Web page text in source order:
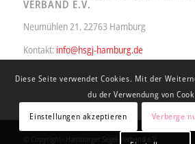
VERBAND E.V.
Neumühlen 21, 22763 Hamburg
Kontakt: info@hsgj-hamburg.de
© Copyright - Hamburger Segel-Verband e.V.
Diese Seite verwendet Cookies. Mit der
du der Verwendung von
Einstellungen akzeptieren
Verberge